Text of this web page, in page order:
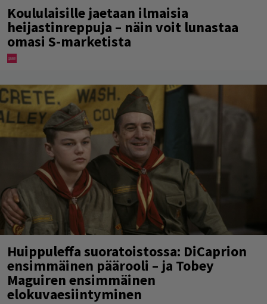
Koululaisille jaetaan ilmaisia
heijastinreppuja – näin voit lunastaa
omasi S-marketista
Huippuleffa suoratoistossa: DiCaprion
ensimmäinen päärooli – ja Tobey
Maguiren ensimmäinen
elokuvaesiintyminen